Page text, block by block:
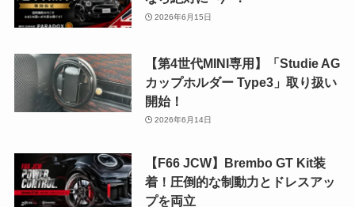
2026年6月15日
【第4世代MINI専用】「Studie AG
カップホルダー Type3」取り扱い
開始！
2026年6月14日
【F66 JCW】Brembo GT Kit装
着！圧倒的な制動力とドレスアッ
プを両立